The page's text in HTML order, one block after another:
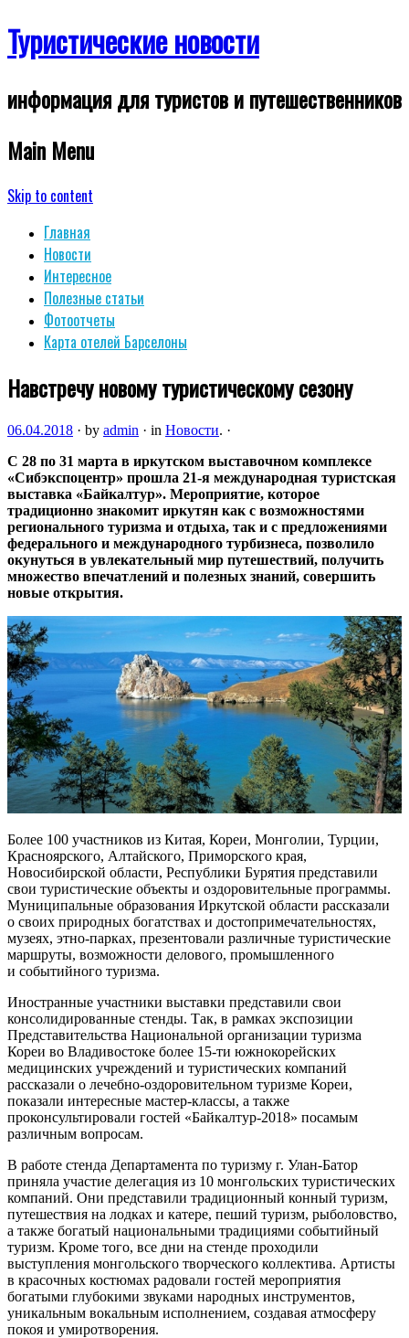
Туристические новости
информация для туристов и путешественников
Main Menu
Skip to content
Главная
Новости
Интересное
Полезные статьи
Фотоотчеты
Карта отелей Барселоны
Навстречу новому туристическому сезону
06.04.2018 · by admin · in Новости. ·
С 28 по 31 марта в иркутском выставочном комплексе
«Сибэкспоцентр» прошла 21-я международная туристская
выставка «Байкалтур». Мероприятие, которое
традиционно знакомит иркутян как с возможностями
регионального туризма и отдыха, так и с предложениями
федерального и международного турбизнеса, позволило
окунуться в увлекательный мир путешествий, получить
множество впечатлений и полезных знаний, совершить
новые открытия.
Более 100 участников из Китая, Кореи, Монголии, Турции,
Красноярского, Алтайского, Приморского края,
Новосибирской области, Республики Бурятия представили
свои туристические объекты и оздоровительные программы.
Муниципальные образования Иркутской области рассказали
о своих природных богатствах и достопримечательностях,
музеях, этно-парках, презентовали различные туристические
маршруты, возможности делового, промышленного
и событийного туризма.
Иностранные участники выставки представили свои
консолидированные стенды. Так, в рамках экспозиции
Представительства Национальной организации туризма
Кореи во Владивостоке более 15-ти южнокорейских
медицинских учреждений и туристических компаний
рассказали о лечебно-оздоровительном туризме Кореи,
показали интересные мастер-классы, а также
проконсультировали гостей «Байкалтур-2018» посамым
различным вопросам.
В работе стенда Департамента по туризму г. Улан-Батор
приняла участие делегация из 10 монгольских туристических
компаний. Они представили традиционный конный туризм,
путешествия на лодках и катере, пеший туризм, рыболовство,
а также богатый национальными традициями событийный
туризм. Кроме того, все дни на стенде проходили
выступления монгольского творческого коллектива. Артисты
в красочных костюмах радовали гостей мероприятия
богатыми глубокими звуками народных инструментов,
уникальным вокальным исполнением, создавая атмосферу
покоя и умиротворения.